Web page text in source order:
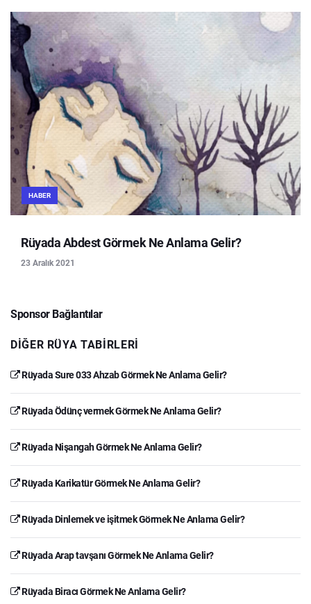
HABER
Rüyada Abdest Görmek Ne Anlama Gelir?
23 Aralık 2021
Sponsor Bağlantılar
DIĞER RÜYA TABIRLERI
Rüyada Sure 033 Ahzab Görmek Ne Anlama Gelir?
Rüyada Ödünç vermek Görmek Ne Anlama Gelir?
Rüyada Nişangah Görmek Ne Anlama Gelir?
Rüyada Karikatür Görmek Ne Anlama Gelir?
Rüyada Dinlemek ve işitmek Görmek Ne Anlama Gelir?
Rüyada Arap tavşanı Görmek Ne Anlama Gelir?
Rüyada Biracı Görmek Ne Anlama Gelir?